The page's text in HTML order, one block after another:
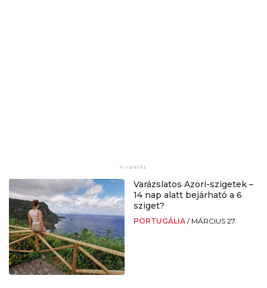
Varázslatos Azori-szigetek –
14 nap alatt bejárható a 6
sziget?
PORTUGÁLIA / MÁRCIUS 27.